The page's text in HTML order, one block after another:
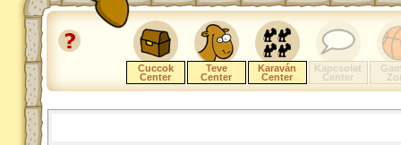
Cuccok
Center
Teve
Center
Karaván
Center
Kapcsolat
Center